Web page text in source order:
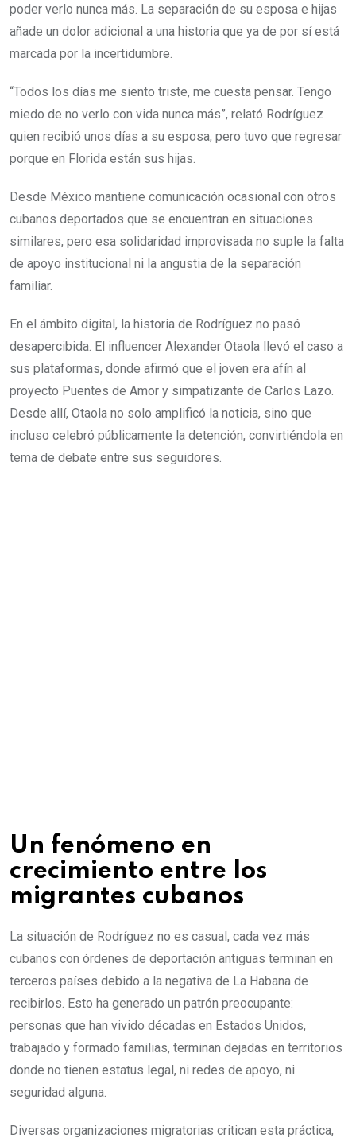
poder verlo nunca más. La separación de su esposa e hijas
añade un dolor adicional a una historia que ya de por sí está
marcada por la incertidumbre.
“Todos los días me siento triste, me cuesta pensar. Tengo
miedo de no verlo con vida nunca más”, relató Rodríguez
quien recibió unos días a su esposa, pero tuvo que regresar
porque en Florida están sus hijas.
Desde México mantiene comunicación ocasional con otros
cubanos deportados que se encuentran en situaciones
similares, pero esa solidaridad improvisada no suple la falta
de apoyo institucional ni la angustia de la separación
familiar.
En el ámbito digital, la historia de Rodríguez no pasó
desapercibida. El influencer Alexander Otaola llevó el caso a
sus plataformas, donde afirmó que el joven era afín al
proyecto Puentes de Amor y simpatizante de Carlos Lazo.
Desde allí, Otaola no solo amplificó la noticia, sino que
incluso celebró públicamente la detención, convirtiéndola en
tema de debate entre sus seguidores.
Un fenómeno en
crecimiento entre los
migrantes cubanos
La situación de Rodríguez no es casual, cada vez más
cubanos con órdenes de deportación antiguas terminan en
terceros países debido a la negativa de La Habana de
recibirlos. Esto ha generado un patrón preocupante:
personas que han vivido décadas en Estados Unidos,
trabajado y formado familias, terminan dejadas en territorios
donde no tienen estatus legal, ni redes de apoyo, ni
seguridad alguna.
Diversas organizaciones migratorias critican esta práctica,